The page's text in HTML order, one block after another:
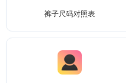
裤子尺码对照表